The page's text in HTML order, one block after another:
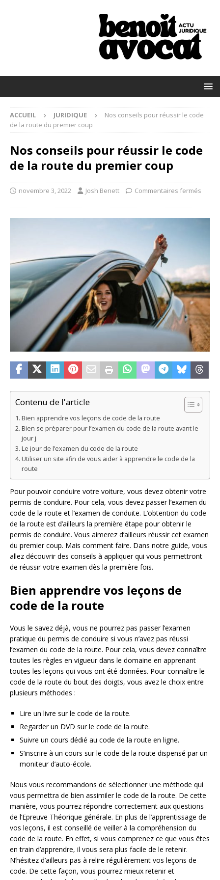
ACCUEIL JURIDIQUE
Nos conseils pour réussir le code
de la route du premier coup
Nos conseils pour réussir le code
de la route du premier coup
novembre 3, 2022 Josh Benett Commentaires fermés
Contenu de l'article
Bien apprendre vos leçons de code de la route
Bien se préparer pour l’examen du code de la route avant le
jour j
Le jour de l’examen du code de la route
Utiliser un site afin de vous aider à apprendre le code de la
route
Pour pouvoir conduire votre voiture, vous devez obtenir votre
permis de conduire. Pour cela, vous devez passer l’examen du
code de la route et l’examen de conduite. L’obtention du code
de la route est d’ailleurs la première étape pour obtenir le
permis de conduire. Vous aimerez d’ailleurs réussir cet examen
du premier coup. Mais comment faire. Dans notre guide, vous
allez découvrir des conseils à appliquer qui vous permettront
de réussir votre examen dès la première fois.
Bien apprendre vos leçons de
code de la route
Vous le savez déjà, vous ne pourrez pas passer l’examen
pratique du permis de conduire si vous n’avez pas réussi
l’examen du code de la route. Pour cela, vous devez connaître
toutes les règles en vigueur dans le domaine en apprenant
toutes les leçons qui vous ont été données. Pour connaître le
code de la route du bout des doigts, vous avez le choix entre
plusieurs méthodes :
Lire un livre sur le code de la route.
Regarder un DVD sur le code de la route.
Suivre un cours dédié au code de la route en ligne.
S’inscrire à un cours sur le code de la route dispensé par un
moniteur d’auto-école.
Nous vous recommandons de sélectionner une méthode qui
vous permettra de bien assimiler le code de la route. De cette
manière, vous pourrez répondre correctement aux questions
de l’Epreuve Théorique générale. En plus de l’apprentissage de
vos leçons, il est conseillé de veiller à la compréhension du
code de la route. En effet, si vous comprenez ce que vous êtes
en train d’apprendre, il vous sera plus facile de le retenir.
N’hésitez d’ailleurs pas à relire régulièrement vos leçons de
code. De cette façon, vous pourrez mieux retenir et